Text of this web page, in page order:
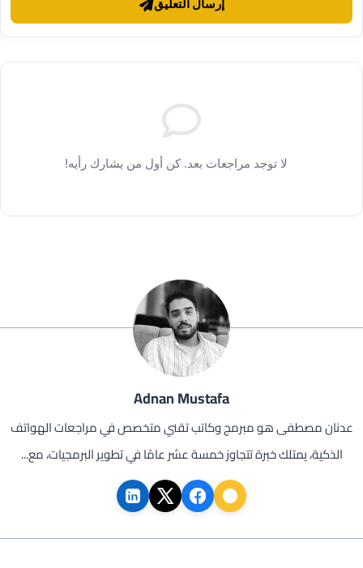
إرسال التعليق
لا توجد مراجعات بعد. كن أول من يشارك رأيه!
Adnan Mustafa
عدنان مصطفى هو مبرمج وكاتب تقني متخصص في مراجعات الهواتف
الذكية، يمتلك خبرة تتجاوز خمسة عشر عامًا في تطوير البرمجيات، مع...